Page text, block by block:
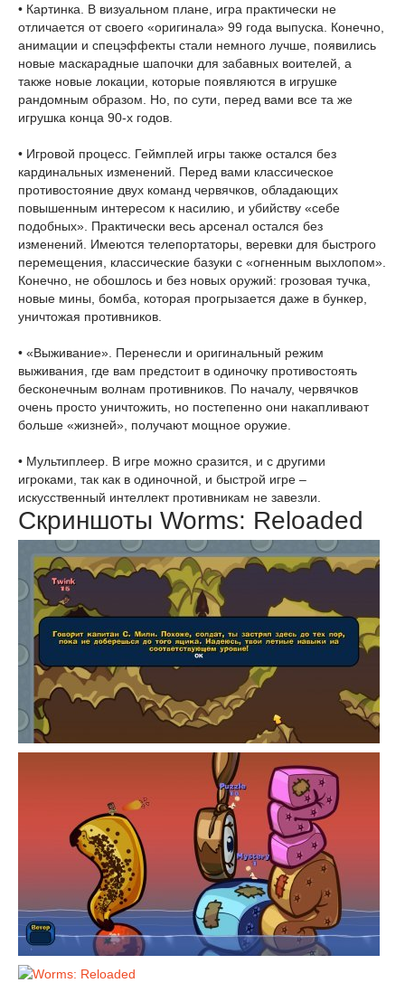
• Картинка. В визуальном плане, игра практически не
отличается от своего «оригинала» 99 года выпуска. Конечно,
анимации и спецэффекты стали немного лучше, появились
новые маскарадные шапочки для забавных воителей, а
также новые локации, которые появляются в игрушке
рандомным образом. Но, по сути, перед вами все та же
игрушка конца 90-х годов.
• Игровой процесс. Геймплей игры также остался без
кардинальных изменений. Перед вами классическое
противостояние двух команд червячков, обладающих
повышенным интересом к насилию, и убийству «себе
подобных». Практически весь арсенал остался без
изменений. Имеются телепортаторы, веревки для быстрого
перемещения, классические базуки с «огненным выхлопом».
Конечно, не обошлось и без новых оружий: грозовая тучка,
новые мины, бомба, которая прогрызается даже в бункер,
уничтожая противников.
• «Выживание». Перенесли и оригинальный режим
выживания, где вам предстоит в одиночку противостоять
бесконечным волнам противников. По началу, червячков
очень просто уничтожить, но постепенно они накапливают
больше «жизней», получают мощное оружие.
• Мультиплеер. В игре можно сразится, и с другими
игроками, так как в одиночной, и быстрой игре –
искусственный интеллект противникам не завезли.
Скриншоты Worms: Reloaded